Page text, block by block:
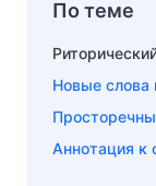
По теме
Новые слова
Аннотация к